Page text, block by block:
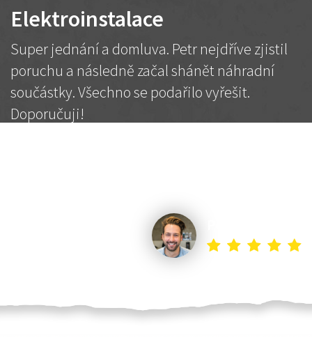
Elektroinstalace
Super jednání a domluva. Petr nejdříve zjistil
poruchu a následně začal shánět náhradní
součástky. Všechno se podařilo vyřešit.
Doporučuji!